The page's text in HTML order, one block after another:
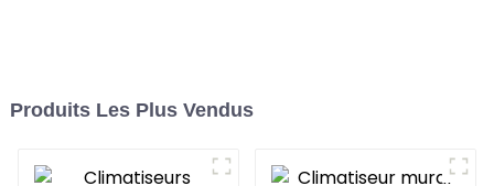
Produits Les Plus Vendus